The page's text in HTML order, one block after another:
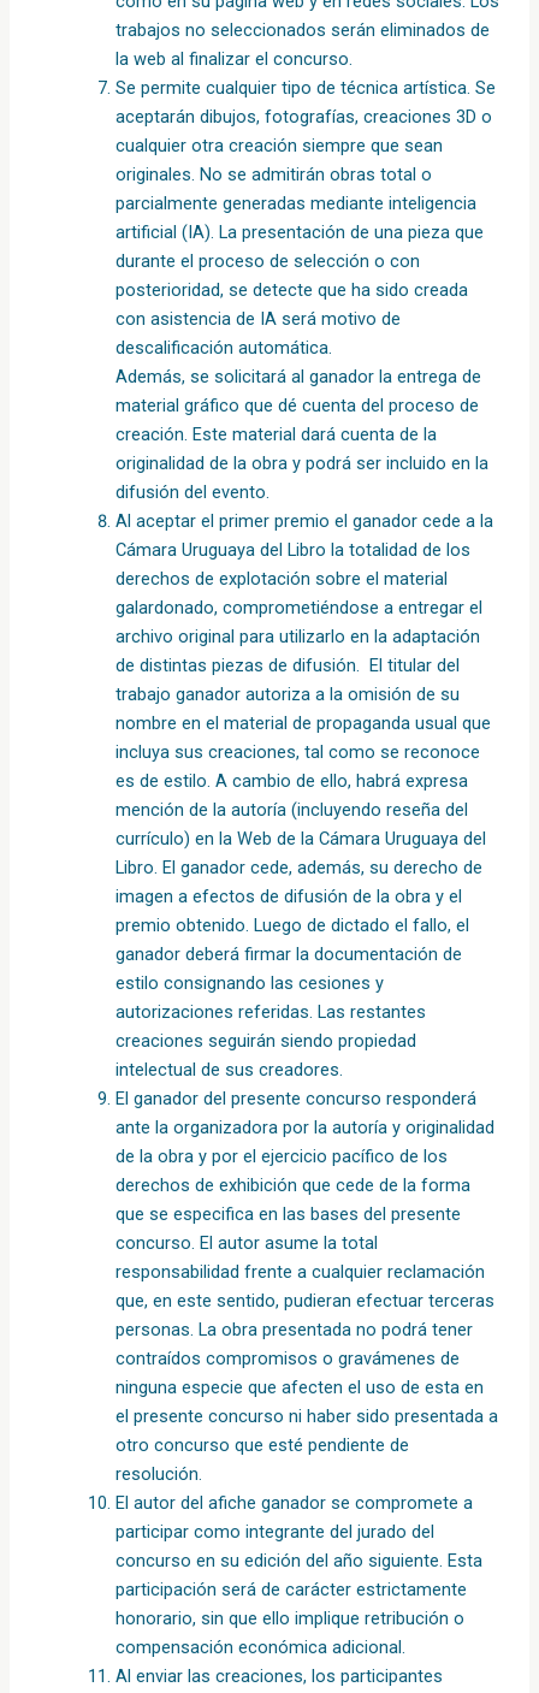
trabajos no seleccionados serán eliminados de
la web al finalizar el concurso.
Se permite cualquier tipo de técnica artística. Se
aceptarán dibujos, fotografías, creaciones 3D o
cualquier otra creación siempre que sean
originales. No se admitirán obras total o
parcialmente generadas mediante inteligencia
artificial (IA). La presentación de una pieza que
durante el proceso de selección o con
posterioridad, se detecte que ha sido creada
con asistencia de IA será motivo de
descalificación automática.
Además, se solicitará al ganador la entrega de
material gráfico que dé cuenta del proceso de
creación. Este material dará cuenta de la
originalidad de la obra y podrá ser incluido en la
difusión del evento.
Al aceptar el primer premio el ganador cede a la
Cámara Uruguaya del Libro la totalidad de los
derechos de explotación sobre el material
galardonado, comprometiéndose a entregar el
archivo original para utilizarlo en la adaptación
de distintas piezas de difusión. El titular del
trabajo ganador autoriza a la omisión de su
nombre en el material de propaganda usual que
incluya sus creaciones, tal como se reconoce
es de estilo. A cambio de ello, habrá expresa
mención de la autoría (incluyendo reseña del
currículo) en la Web de la Cámara Uruguaya del
Libro. El ganador cede, además, su derecho de
imagen a efectos de difusión de la obra y el
premio obtenido. Luego de dictado el fallo, el
ganador deberá firmar la documentación de
estilo consignando las cesiones y
autorizaciones referidas. Las restantes
creaciones seguirán siendo propiedad
intelectual de sus creadores.
El ganador del presente concurso responderá
ante la organizadora por la autoría y originalidad
de la obra y por el ejercicio pacífico de los
derechos de exhibición que cede de la forma
que se especifica en las bases del presente
concurso. El autor asume la total
responsabilidad frente a cualquier reclamación
que, en este sentido, pudieran efectuar terceras
personas. La obra presentada no podrá tener
contraídos compromisos o gravámenes de
ninguna especie que afecten el uso de esta en
el presente concurso ni haber sido presentada a
otro concurso que esté pendiente de
resolución.
El autor del afiche ganador se compromete a
participar como integrante del jurado del
concurso en su edición del año siguiente. Esta
participación será de carácter estrictamente
honorario, sin que ello implique retribución o
compensación económica adicional.
Al enviar las creaciones, los participantes